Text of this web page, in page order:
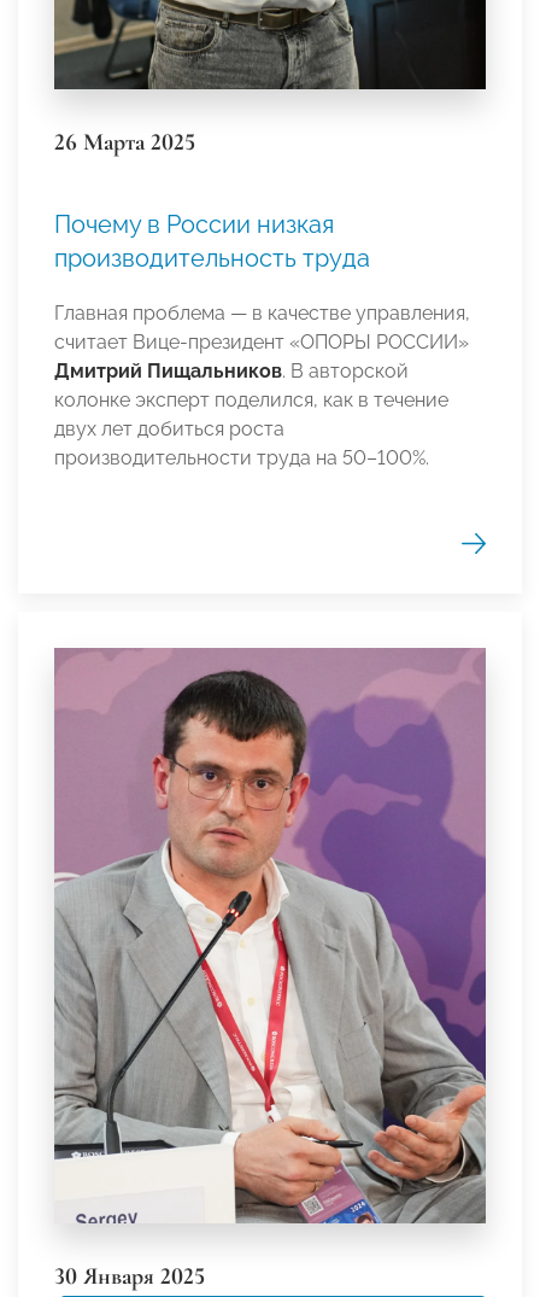
26 Марта 2025
Почему в России низкая
производительность труда
Главная проблема — в качестве управления,
считает Вице-президент «ОПОРЫ РОССИИ»
Дмитрий Пищальников. В авторской
колонке эксперт поделился, как в течение
двух лет добиться роста
производительности труда на 50–100%.
30 Января 2025